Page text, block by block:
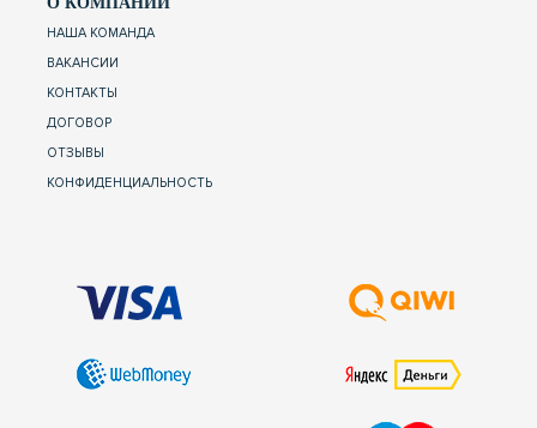
НАША КОМАНДА
ВАКАНСИИ
КОНТАКТЫ
ДОГОВОР
ОТЗЫВЫ
КОНФИДЕНЦИАЛЬНОСТЬ